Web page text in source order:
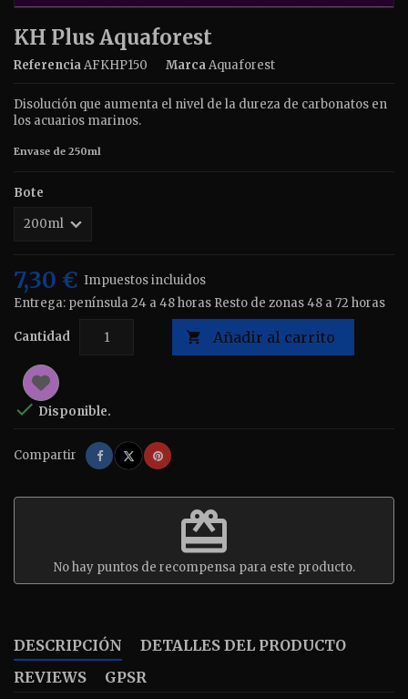
KH Plus Aquaforest
ReferenciaAFKHP150 MarcaAquaforest
Disolución que aumenta el nivel de la dureza de carbonatos en
los acuarios marinos.
Envase de 250ml
Bote
7,30 € Impuestos incluidos
Entrega: península 24 a 48 horas Resto de zonas 48 a 72 horas
Cantidad  Añadir al carrito
 Disponible.
Compartir Compartir
TuitearPinterest
redeem
No hay puntos de recompensa para este producto.
DESCRIPCIÓN
DETALLES DEL PRODUCTO
REVIEWS
GPSR